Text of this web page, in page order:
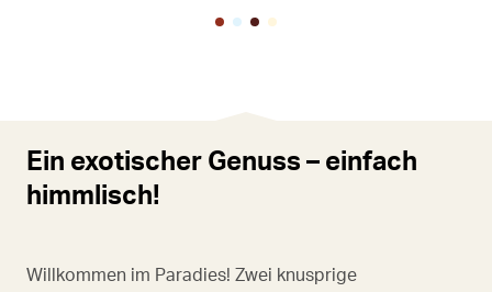
Ein exotischer Genuss – einfach
himmlisch!
Willkommen im Paradies! Zwei knusprige